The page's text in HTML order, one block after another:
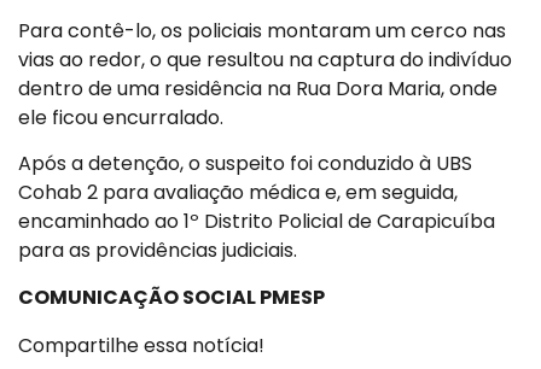
Para contê-lo, os policiais montaram um cerco nas
vias ao redor, o que resultou na captura do indivíduo
dentro de uma residência na Rua Dora Maria, onde
ele ficou encurralado.
Após a detenção, o suspeito foi conduzido à UBS
Cohab 2 para avaliação médica e, em seguida,
encaminhado ao 1º Distrito Policial de Carapicuíba
para as providências judiciais.
COMUNICAÇÃO SOCIAL PMESP
Compartilhe essa notícia!